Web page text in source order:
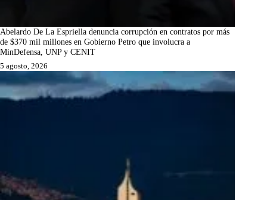
Abelardo De La Espriella denuncia corrupción en contratos por más
de $370 mil millones en Gobierno Petro que involucra a
MinDefensa, UNP y CENIT
5 agosto, 2026